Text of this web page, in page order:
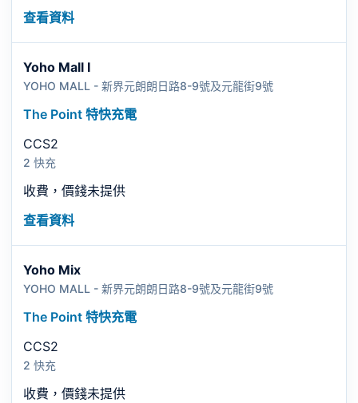
查看資料
Yoho Mall I
YOHO MALL - 新界元朗朗日路8-9號及元龍街9號
The Point 特快充電
CCS2
2 快充
收費，價錢未提供
查看資料
Yoho Mix
YOHO MALL - 新界元朗朗日路8-9號及元龍街9號
The Point 特快充電
CCS2
2 快充
收費，價錢未提供